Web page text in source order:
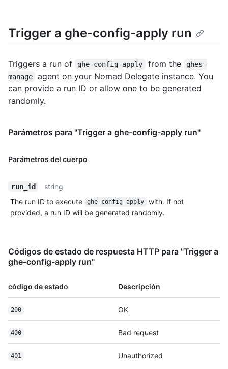
Trigger a ghe-config-apply run
Triggers a run of ghe-config-apply from the
ghes-
manage
agent on your Nomad Delegate instance. You
can provide a run ID or allow one to be generated
randomly.
Parámetros para "Trigger a ghe-config-apply run"
Parámetros del cuerpo
run_id
string
The run ID to execute
ghe-config-apply
with. If not
provided, a run ID will be generated randomly.
Códigos de estado de respuesta HTTP para "Trigger a
ghe-config-apply run"
código de estado Descripción
200 OK
400 Bad request
401 Unauthorized